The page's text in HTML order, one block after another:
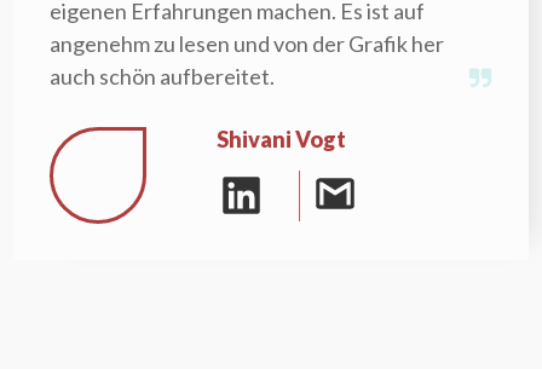
eigenen Erfahrungen machen. Es ist auf
angenehm zu lesen und von der Grafik her
auch schön aufbereitet.
Shivani Vogt